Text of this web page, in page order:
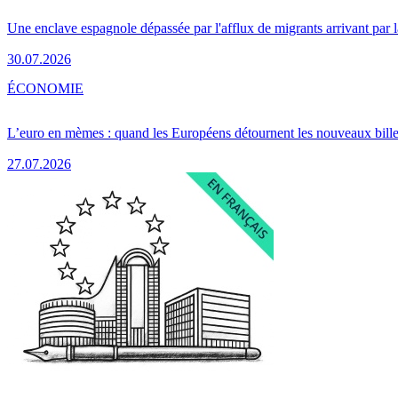
Une enclave espagnole dépassée par l'afflux de migrants arrivant par
30.07.2026
L’euro en mèmes : quand les Européens détournent les nouveaux
27.07.2026
ÉCONOMIE